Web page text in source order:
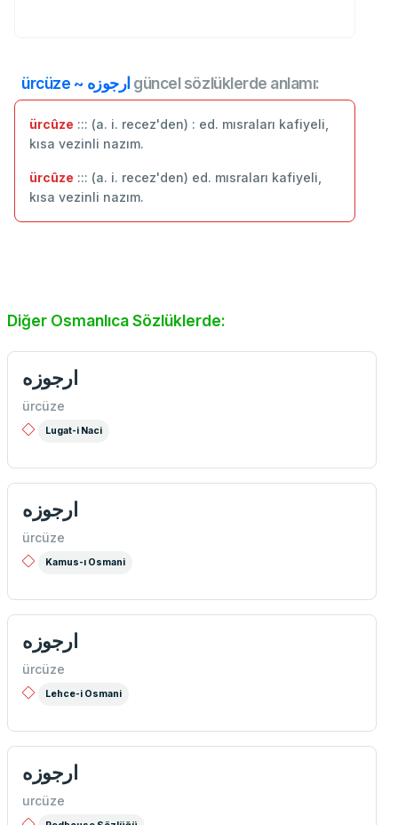
ürcüze ~ ارجوزه güncel sözlüklerde anlamı:
ürcûze ::: (a. i. recez'den) : ed. mısraları kafiyeli,
kısa vezinli nazım.
ürcûze ::: (a. i. recez'den) ed. mısraları kafiyeli,
kısa vezinli nazım.
Diğer Osmanlıca Sözlüklerde:
ارجوزه
ürcüze
Lugat-i Naci
ارجوزه
ürcüze
Kamus-ı Osmani
ارجوزه
ürcüze
Lehce-i Osmani
ارجوزه
urcüze